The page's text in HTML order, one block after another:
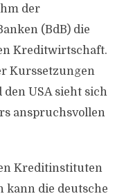
der
(BdB) die
Kreditwirtschaft.
Kurssetzungen
USA sieht sich
anspruchsvollen
Kreditinstituten
kann die deutsche